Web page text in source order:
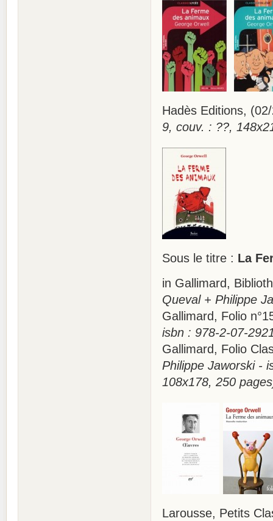
Hadès Editions,
9, couv. : ??,
Sous le titre : La
in Gallimard,
Queval + Philippe
Gallimard, Folio
isbn : 978-2-07-
Gallimard, Folio
Philippe Jaworski -
108x178, 250
Larousse, Petits